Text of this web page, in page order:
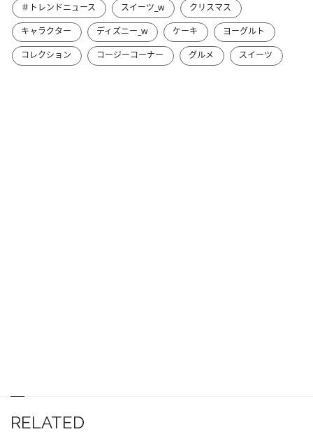
＃トレンドニュース スイーツ_w
クリスマス
キャラクター
ディズニー_w ケーキ
ヨーグルト
コレクション
コージーコーナー グルメ スイーツ
RELATED